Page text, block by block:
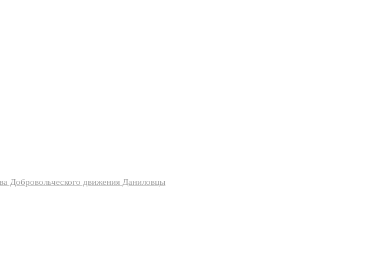
Добровольческого движения Даниловцы